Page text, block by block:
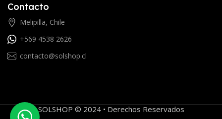
Contacto
Melipilla, Chile
+569 4538 2626
contacto@solshop.cl
SOLSHOP © 2024 • Derechos Reservados